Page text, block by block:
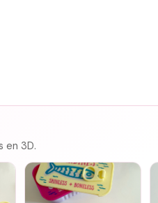
en 3D.